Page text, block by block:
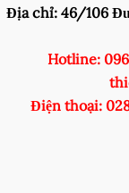
Địa chỉ: 46/106
Hotline:
Điện thoại: 028